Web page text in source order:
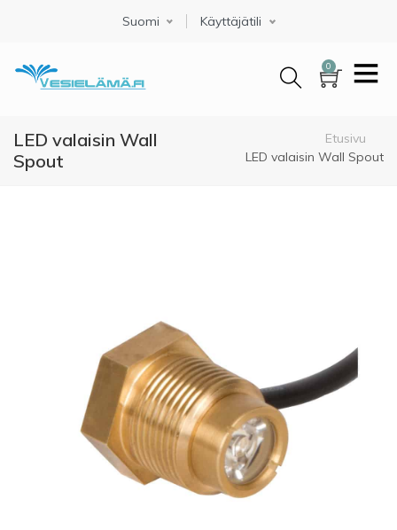
Select your language
Suomi Käyttäjätili
0
LED valaisin Wall
Spout
MurupolkuEtusivu
LED valaisin Wall Spout